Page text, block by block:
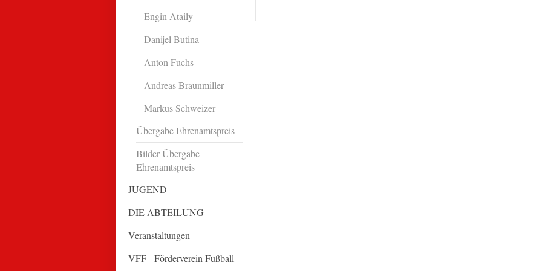
Engin Ataily
Danijel Butina
Anton Fuchs
Andreas Braunmiller
Markus Schweizer
Übergabe Ehrenamtspreis
Bilder Übergabe
Ehrenamtspreis
JUGEND
DIE ABTEILUNG
Veranstaltungen
VFF - Förderverein Fußball